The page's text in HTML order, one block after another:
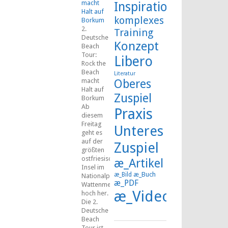
macht
Halt auf
Borkum
2.
Deutsche
Beach
Tour:
Rock the
Beach
macht
Halt auf
Borkum
Ab
diesem
Freitag
geht es
auf der
größten
ostfriesischen
Insel im
Nationalpark
Wattenmeer
hoch her.
Die 2.
Deutsche
Beach
Inspiration
komplexes
Training
Konzept
Libero
Literatur
Oberes
Zuspiel
Praxis
Unteres
Zuspiel
æ_Artikel
æ_Bild æ_Buch
æ_PDF
æ_Video